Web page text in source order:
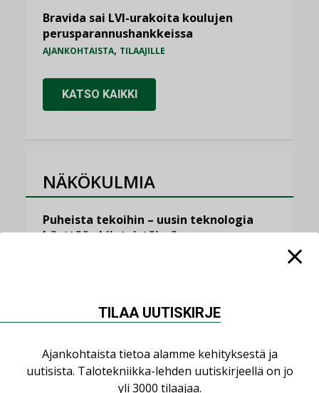
Bravida sai LVI-urakoita koulujen
perusparannushankkeissa
AJANKOHTAISTA, TILAAJILLE
KATSO KAIKKI
NÄKÖKULMIA
Puheista tekoihin – uusin teknologia
käyttöön kiinteistöissä
KOLUMNI
TILAA UUTISKIRJE
Ajankohtaista tietoa alamme kehityksestä ja
uutisista. Talotekniikka-lehden uutiskirjeellä on jo
yli 3000 tilaajaa.